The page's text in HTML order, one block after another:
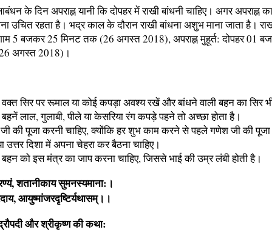
के दिन अपराह्न यानी कि दोपहर में राखी बांधनी चाहिए। अगर अपराह्न
उचित रहता है। भद्र काल के दौरान राखी बांधना अशुभ माना जाता है।
5 बजकर 25 मिनट तक (26 अगस्‍त 2018), अपराह्न मुहूर्त: दोपहर 01
अगस्‍त 2018)।
वक्त सिर पर रूमाल या कोई कपड़ा अवश्य रखें और बांधने वाली बहन का सिर
लाल, गुलाबी, पीले या केसरिया रंग कपड़े पहने तो अच्छा होता है।
की पूजा करनी चाहिए, क्योंकि हर शुभ काम करने से पहले गणेश जी की
उत्तर दिशा में अपना चेहरा कर बैठना चाहिए।
को इस मंत्र का जाप करना चाहिए, जिससे भाई की उम्र लंबी होती है।
शतानीकाय सुमनस्यमाना:।
आयुष्मांजरदृष्टिर्यथासम्।।
और श्रीकृष्‍ण की कथा: